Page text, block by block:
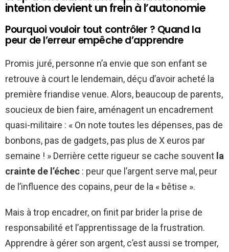
intention devient un frein à l’autonomie
Pourquoi vouloir tout contrôler ? Quand la
peur de l’erreur empêche d’apprendre
Promis juré, personne n’a envie que son enfant se
retrouve à court le lendemain, déçu d’avoir acheté la
première friandise venue. Alors, beaucoup de parents,
soucieux de bien faire, aménagent un encadrement
quasi-militaire : « On note toutes les dépenses, pas de
bonbons, pas de gadgets, pas plus de X euros par
semaine ! » Derrière cette rigueur se cache souvent la
crainte de l’échec : peur que l’argent serve mal, peur
de l’influence des copains, peur de la « bêtise ».
Mais à trop encadrer, on finit par brider la prise de
responsabilité et l’apprentissage de la frustration.
Apprendre à gérer son argent, c’est aussi se tromper,